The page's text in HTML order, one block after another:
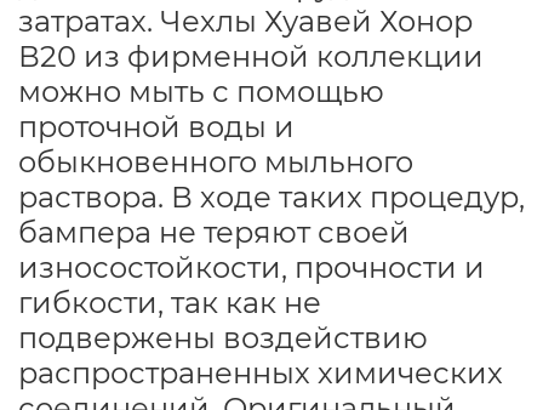
затратах. Чехлы Хуавей Хонор
В20 из фирменной коллекции
можно мыть с помощью
проточной воды и
обыкновенного мыльного
раствора. В ходе таких процедур,
бампера не теряют своей
износостойкости, прочности и
гибкости, так как не
подвержены воздействию
распространенных химических